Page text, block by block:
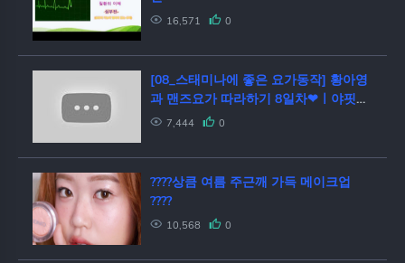
16,571 0
[08_스태미나에 좋은 요가동작] 황아영
과 맨즈요가 따라하기 8일차❤ㅣ야핏크
루 황아영
7,444 0
????상큼 여름 주근깨 가득 메이크업
????
10,568 0